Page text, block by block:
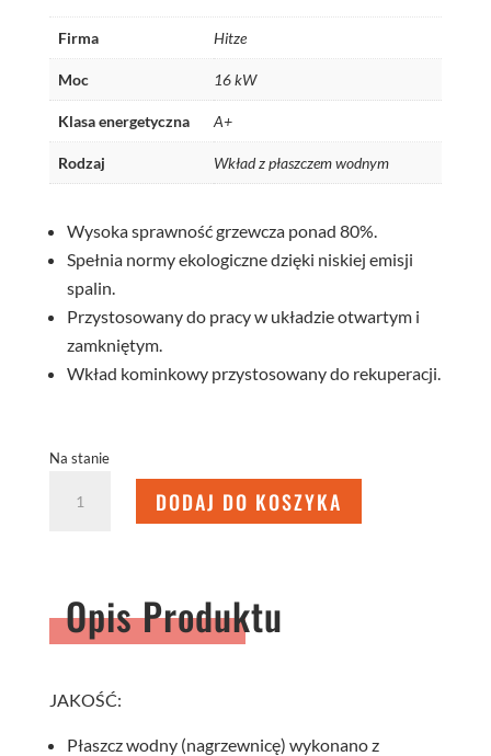
Firma Hitze
Moc 16 kW
Klasa energetyczna A+
Rodzaj Wkład z płaszczem wodnym
Wysoka sprawność grzewcza ponad 80%.
Spełnia normy ekologiczne dzięki niskiej emisji
spalin.
Przystosowany do pracy w układzie otwartym i
zamkniętym.
Wkład kominkowy przystosowany do rekuperacji.
Na stanie
WKŁAD
DODAJ DO KOSZYKA
Opis Produktu
JAKOŚĆ:
Płaszcz wodny (nagrzewnicę) wykonano z